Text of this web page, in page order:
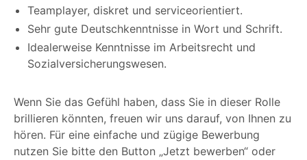
Teamplayer, diskret und serviceorientiert.
Sehr gute Deutschkenntnisse in Wort und Schrift.
Idealerweise Kenntnisse im Arbeitsrecht und
Sozialversicherungswesen.
Wenn Sie das Gefühl haben, dass Sie in dieser Rolle
brillieren könnten, freuen wir uns darauf, von Ihnen zu
hören. Für eine einfache und zügige Bewerbung
nutzen Sie bitte den Button „Jetzt bewerben“ oder